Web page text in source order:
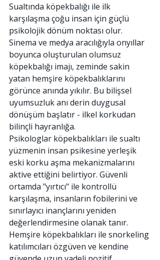
Sualtında köpekbalığı ile ilk
karşılaşma çoğu insan için güçlü
psikolojik dönüm noktası olur.
Sinema ve medya aracılığıyla onyıllar
boyunca oluşturulan olumsuz
köpekbalığı imajı, zeminde sakin
yatan hemşire köpekbalıklarını
görünce anında yıkılır. Bu bilişsel
uyumsuzluk anı derin duygusal
dönüşüm başlatır - ilkel korkudan
bilinçli hayranlığa.
Psikologlar köpekbalıkları ile sualtı
yüzmenin insan psikesine yerleşik
eski korku aşma mekanizmalarını
aktive ettiğini belirtiyor. Güvenli
ortamda "yırtıcı" ile kontrollü
karşılaşma, insanların fobilerini ve
sınırlayıcı inançlarını yeniden
değerlendirmesine olanak tanır.
Hemşire köpekbalıkları ile snorkeling
katılımcıları özgüven ve kendine